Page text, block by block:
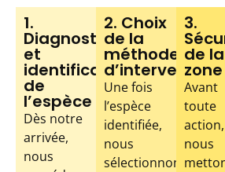
1.
Diagnostic
et
identification
de
l’espèce
Dès notre
arrivée,
nous
2. Choix
de la
méthode
d’intervention
Une fois
l’espèce
identifiée,
nous
sélectionnons
3.
de la
zone
Avant
toute
action,
nous